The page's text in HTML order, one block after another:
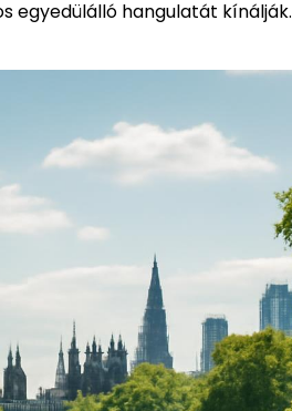
egyedülálló hangulatát kínálják.